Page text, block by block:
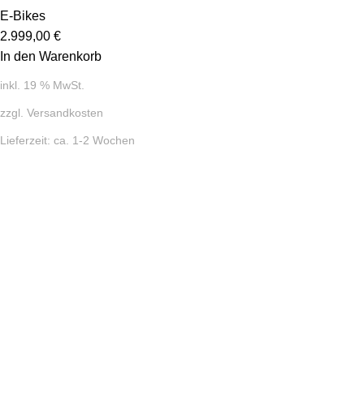
E-Bikes
2.999,00 €
In den Warenkorb
inkl. 19 % MwSt.
zzgl. Versandkosten
Lieferzeit: ca. 1-2 Wochen